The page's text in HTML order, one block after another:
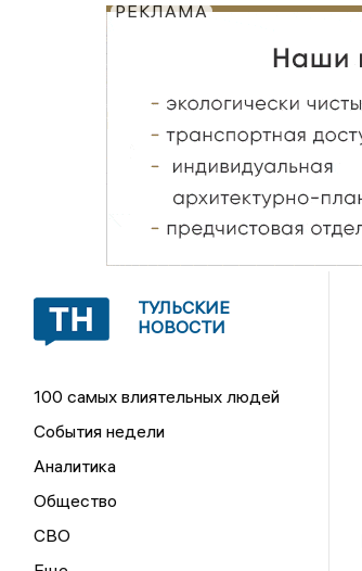
РЕКЛАМА
ТУЛЬСКИЕ
НОВОСТИ
100 самых влиятельных людей
События недели
Аналитика
Общество
СВО